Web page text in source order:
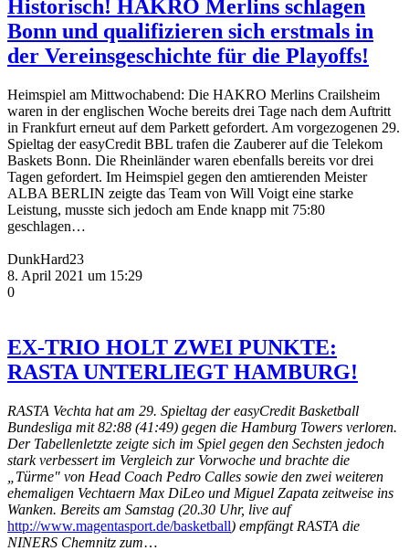
Historisch! HAKRO Merlins schlagen
Bonn und qualifizieren sich erstmals in
der Vereinsgeschichte für die Playoffs!
Heimspiel am Mittwochabend: Die HAKRO Merlins Crailsheim
waren in der englischen Woche bereits drei Tage nach dem Auftritt
in Frankfurt erneut auf dem Parkett gefordert. Am vorgezogenen 29.
Spieltag der easyCredit BBL trafen die Zauberer auf die Telekom
Baskets Bonn. Die Rheinländer waren ebenfalls bereits vor drei
Tagen gefordert. Im Heimspiel gegen den amtierenden Meister
ALBA BERLIN zeigte das Team von Will Voigt eine starke
Leistung, musste sich jedoch am Ende knapp mit 75:80
geschlagen…
DunkHard23
8. April 2021 um 15:29
0
EX-TRIO HOLT ZWEI PUNKTE:
RASTA UNTERLIEGT HAMBURG!
RASTA Vechta hat am 29. Spieltag der easyCredit Basketball
Bundesliga mit 82:88 (41:49) gegen die Hamburg Towers verloren.
Der Tabellenletzte zeigte sich im Spiel gegen den Sechsten jedoch
stark verbessert im Vergleich zur Vorwoche und brachte die
„Türme" von Head Coach Pedro Calles sowie den zwei weiteren
ehemaligen Vechtaern Max DiLeo und Miguel Zapata zeitweise ins
Wanken. Bereits am Samstag (20.30 Uhr, live auf
http://www.magentasport.de/basketball) empfängt RASTA die
NINERS Chemnitz zum…